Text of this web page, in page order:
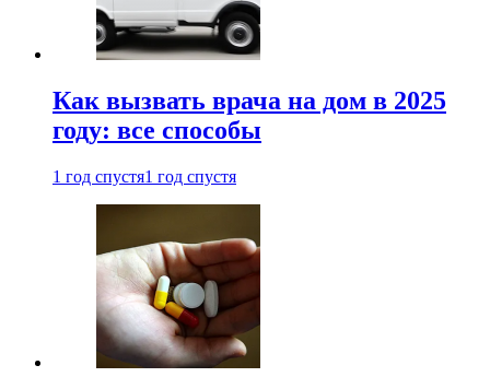
Как вызвать врача на дом в 2025
году: все способы
1 год спустя1 год спустя